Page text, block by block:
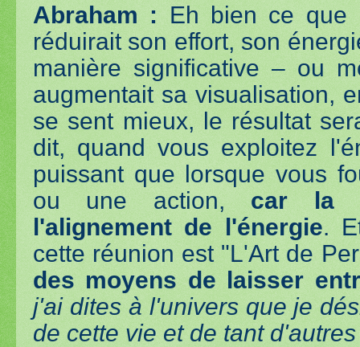
Abraham : Eh bien ce que
réduirait son effort, son
manière significative – ou
augmentait sa visualisation,
se sent mieux, le résultat
dit, quand vous exploitez
puissant que lorsque vous
ou une action, car la
l'alignement de l'énergie.
cette réunion est "L'Art de
des moyens de laisser
j'ai dites à l'univers que je
de cette vie et de tant